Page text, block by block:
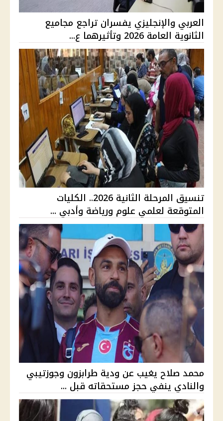
العربي والإنجليزي يفسران تراجع مجاميع
الثانوية العامة 2026 وتأثيرهما ع...
تنسيق المرحلة الثانية 2026.. الكليات
المتوقعة لعلمي علوم ورياضة وأدبي ...
محمد صلاح يغيب عن ودية طرابزون وجوزتيبي
والنادي ينفي حجز مستحقاته قبل ...